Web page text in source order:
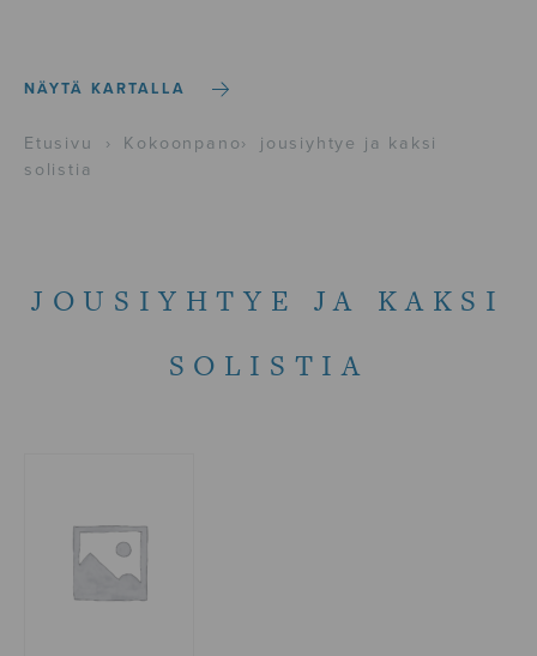
NÄYTÄ KARTALLA
Etusivu › Kokoonpano›
jousiyhtye ja kaksi
solistia
JOUSIYHTYE JA KAKSI
SOLISTIA